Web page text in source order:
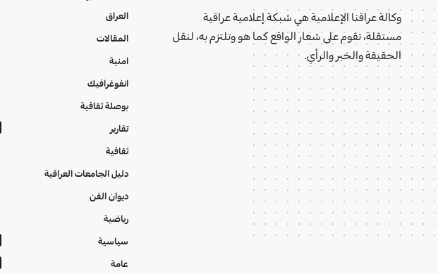
وكالة عراقنا الإعلامية هي شبكة إعلامية عراقية
مستقلة، تقوم على شعار الواقع كما هو وتلتزم به، لنقل
الحقيقة والخبر والرأي.
العراق
المقالات
امنية
انفوغرافيك
بوصلة ثقافية
تقارير
ثقافية
دليل الجامعات العراقية
ديوان الفن
رياضية
سياسية
عامة